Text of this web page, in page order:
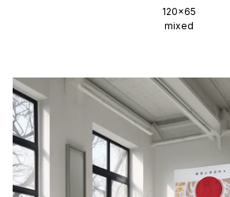
120x65
mixed